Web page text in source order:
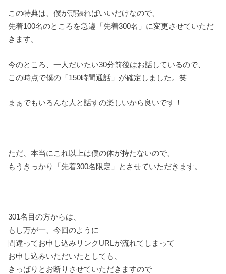
この特典は、僕が頑張ればいいだけなので、
先着100名のところを急遽「先着300名」に変更させていただ
きます。
今のところ、一人だいたい30分前後はお話しているので、
この時点で僕の「150時間通話」が確定しました。笑
まぁでもいろんな人と話すの楽しいから良いです！
ただ、本当にこれ以上は僕の体が持たないので、
もうきっかり「先着300名限定」とさせていただきます。
301名目の方からは、
もし万が一、今回のように
間違ってお申し込みリンクURLが流れてしまって
お申し込みいただいたとしても、
きっぱりとお断りさせていただきますので